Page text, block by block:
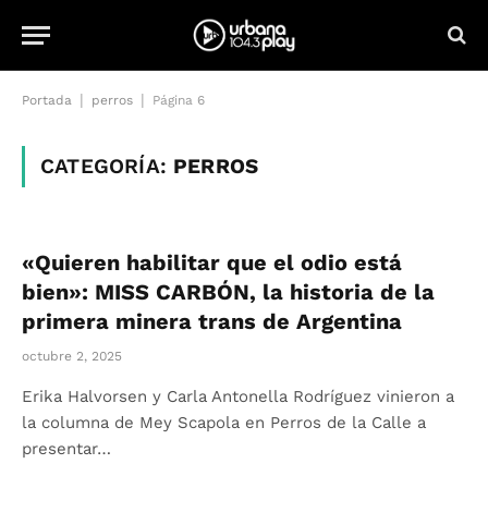
Portada perros Página 6
CATEGORÍA: PERROS
«Quieren habilitar que el odio está
bien»: MISS CARBÓN, la historia de la
primera minera trans de Argentina
octubre 2, 2025
Erika Halvorsen y Carla Antonella Rodríguez vinieron a
la columna de Mey Scapola en Perros de la Calle a
presentar…